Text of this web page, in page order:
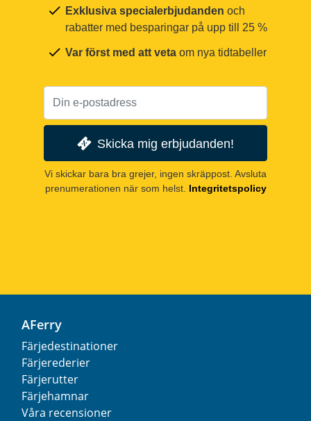
Exklusiva specialerbjudanden och
rabatter med besparingar på upp till 25 %
Var först med att veta om nya tidtabeller
Skicka mig erbjudanden!
Vi skickar bara bra grejer, ingen skräppost. Avsluta
prenumerationen när som helst. Integritetspolicy
AFerry
Färjedestinationer
Färjerederier
Färjerutter
Färjehamnar
Våra recensioner